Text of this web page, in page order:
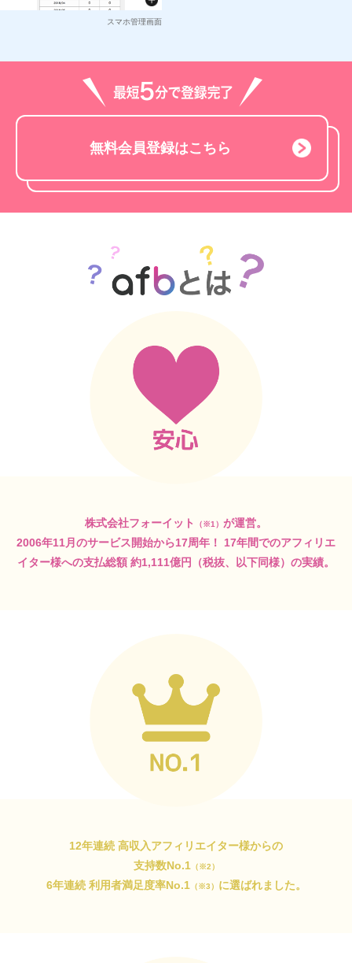
スマホ管理画面
無料会員登録はこちら
株式会社フォーイット （※1） が運営。
2006年11月のサービス開始から17周年！
17年間でのアフィリエ
イター様への支払総額 約1,111億円（税抜、以下同様）の実績。
12年連続 高収入アフィリエイター様からの
支持数No.1（※2）
6年連続 利用者満足度率No.1（※3） に選ばれました。